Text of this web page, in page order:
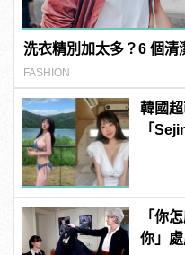
洗衣精別加太多？6 個清
FASHION
韓國
「
「你
你」